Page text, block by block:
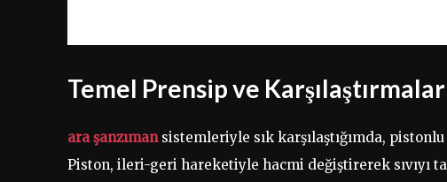
Temel Prensip ve Karşılaştırmalar
ara şanzımansistemleriyle sık karşılaştığımda,
Piston, ileri-geri hareketiyle hacmi değiştirerek sıvıyı